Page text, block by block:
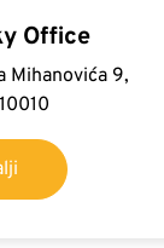
Office
Mihanovića 9,